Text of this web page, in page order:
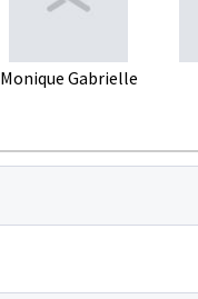
Monique Gabrielle